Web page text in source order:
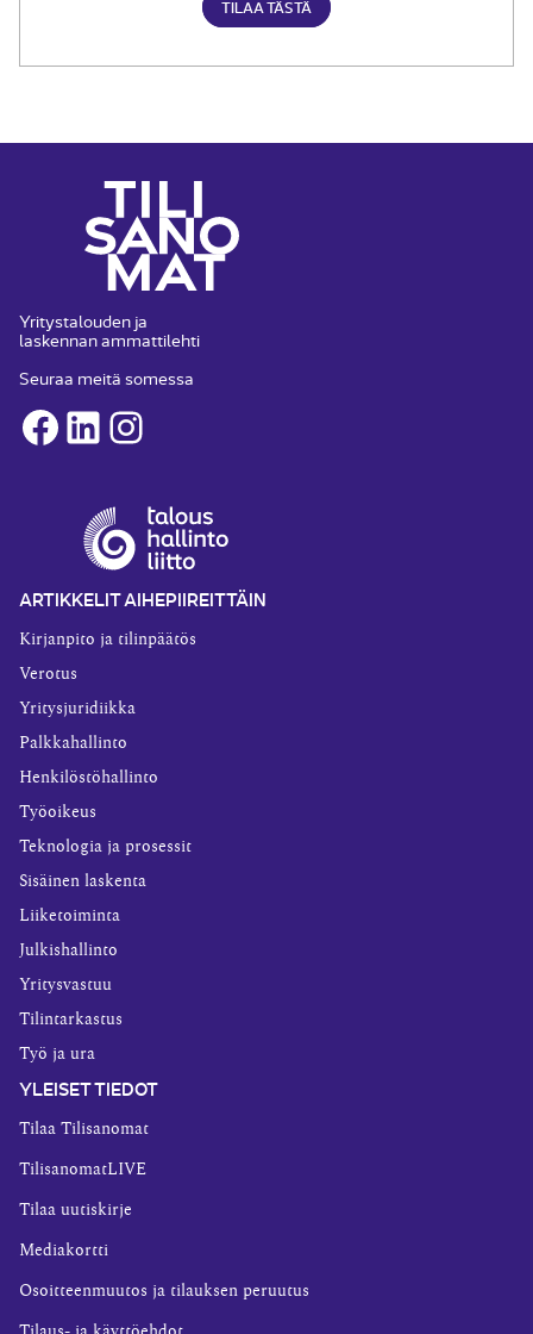
TILAA TÄSTÄ
Yritystalouden ja
laskennan ammattilehti
Seuraa meitä somessa
Facebook
LinkedInInstagram
ARTIKKELIT AIHEPIIREITTÄIN
Kirjanpito ja tilinpäätös
Verotus
Yritysjuridiikka
Palkkahallinto
Henkilöstöhallinto
Työoikeus
Teknologia ja prosessit
Sisäinen laskenta
Liiketoiminta
Julkishallinto
Yritysvastuu
Tilintarkastus
Työ ja ura
YLEISET TIEDOT
Tilaa Tilisanomat
TilisanomatLIVE
Tilaa uutiskirje
Mediakortti
Osoitteenmuutos ja tilauksen peruutus